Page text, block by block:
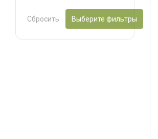
Сбросить Выберите фильтры